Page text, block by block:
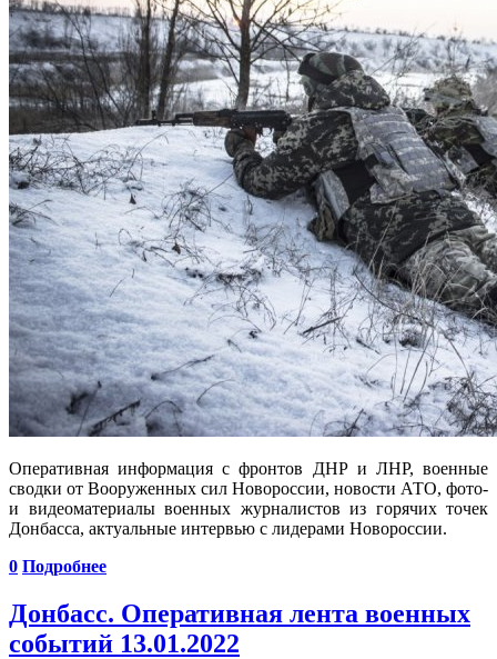
Оперативная информация с фронтов ДНР и ЛНР, военные
сводки от Вооруженных сил Новороссии, новости АТО, фото-
и видеоматериалы военных журналистов из горячих точек
Донбасса, актуальные интервью с лидерами Новороссии.
0 Подробнее
Донбасс. Оперативная лента военных
событий 13.01.2022